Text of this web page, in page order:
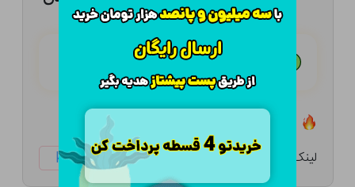
هـر قسط با تــرب‌پــی:
۴ قسط مــاهـانـه؛ بـدون سـود، چـک و ضـامـن
لینک کوتاه: ketabtala.com/sbp-52340